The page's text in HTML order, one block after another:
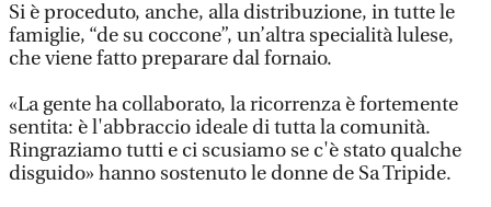
Si è proceduto, anche, alla distribuzione, in tutte le
famiglie, “de su coccone”, un’altra specialità lulese,
che viene fatto preparare dal fornaio.
«La gente ha collaborato, la ricorrenza è fortemente
sentita: è l'abbraccio ideale di tutta la comunità.
Ringraziamo tutti e ci scusiamo se c'è stato qualche
disguido» hanno sostenuto le donne de Sa Tripide.